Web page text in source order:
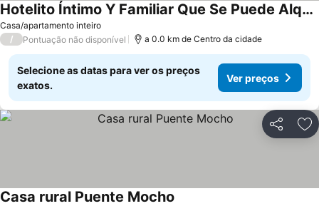
Casa/apartamento inteiro
Hotelito Íntimo Y Familiar Que Se Puede Alquilar Parcialmente Como Casa Rural
/ Pontuação não disponível a 0.0 km de Centro da cidade
Selecione as datas para ver os preços
exatos.
Ver preços
Partilhar
Casa rural Puente Mocho